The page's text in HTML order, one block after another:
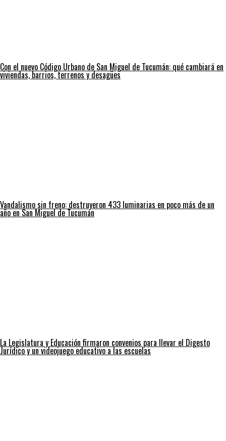
Con el nuevo Código Urbano de San Miguel de Tucumán: qué cambiará en
viviendas, barrios, terrenos y desagües
Vandalismo sin freno: destruyeron 433 luminarias en poco más de un
año en San Miguel de Tucumán
La Legislatura y Educación firmaron convenios para llevar el Digesto
Jurídico y un videojuego educativo a las escuelas